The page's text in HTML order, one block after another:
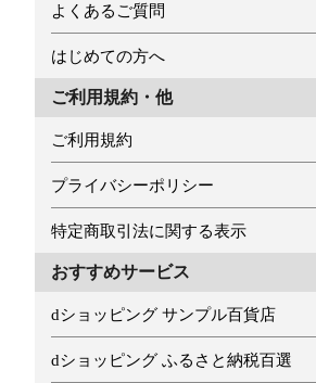
よくあるご質問
はじめての方へ
ご利用規約・他
ご利用規約
プライバシーポリシー
特定商取引法に関する表示
おすすめサービス
dショッピング サンプル百貨店
dショッピング ふるさと納税百選